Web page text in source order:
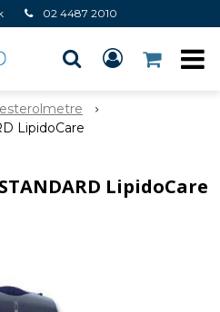
02 4487 2010
LipidoCare
LipidoCare